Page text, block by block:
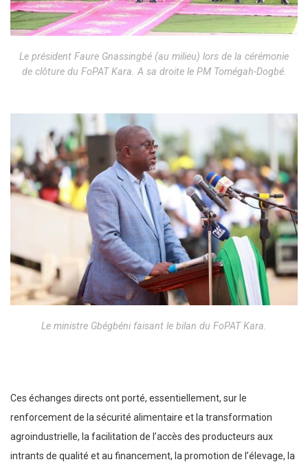
Le président Faure Gnassingbé (au milieu) lors de la cérémonie
de clôture du FoPAT Kara. A sa droite le PM Tomégah-Dogbé.
Le ministre Gbégbéni faisant le bilan du FoPAT Kara.
Ces échanges directs ont porté, essentiellement, sur le
renforcement de la sécurité alimentaire et la transformation
agroindustrielle, la facilitation de l’accès des producteurs aux
intrants de qualité et au financement, la promotion de l’élevage, la